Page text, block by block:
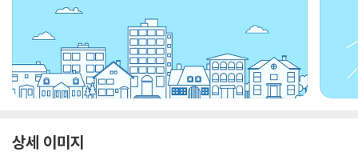
상세 이미지